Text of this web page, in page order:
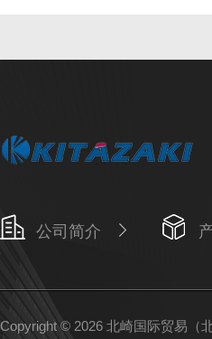
公司简介
Copyright © 2026 北崎国际贸易（